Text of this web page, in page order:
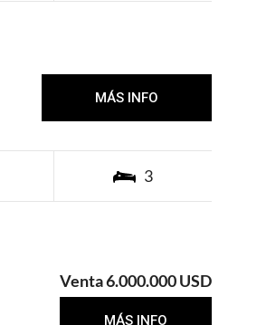
3
2a de Enero 19.000 USD
MÁS INFO
Venta 6.000.000 USD
MÁS INFO